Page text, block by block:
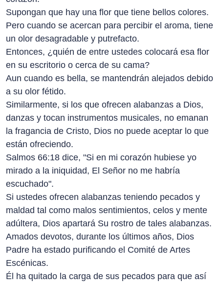
Supongan que hay una flor que tiene bellos colores.
Pero cuando se acercan para percibir el aroma, tiene
un olor desagradable y putrefacto.
Entonces, ¿quién de entre ustedes colocará esa flor
en su escritorio o cerca de su cama?
Aun cuando es bella, se mantendrán alejados debido
a su olor fétido.
Similarmente, si los que ofrecen alabanzas a Dios,
danzas y tocan instrumentos musicales, no emanan
la fragancia de Cristo, Dios no puede aceptar lo que
están ofreciendo.
Salmos 66:18 dice, "Si en mi corazón hubiese yo
mirado a la iniquidad, El Señor no me habría
escuchado".
Si ustedes ofrecen alabanzas teniendo pecados y
maldad tal como malos sentimientos, celos y mente
adúltera, Dios apartará Su rostro de tales alabanzas.
Amados devotos, durante los últimos años, Dios
Padre ha estado purificando el Comité de Artes
Escénicas.
Él ha quitado la carga de sus pecados para que así